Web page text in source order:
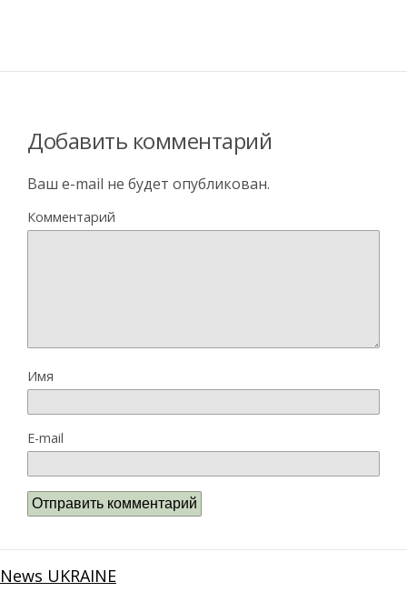
Добавить комментарий
Ваш e-mail не будет опубликован.
Комментарий
Имя
E-mail
News UKRAINE